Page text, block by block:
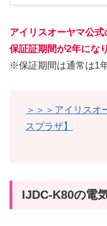
アイリスオーヤマ公式
保証証期間が2年にな
※保証期間は通常は1
＞＞＞アイリスオ
スプラザ】
IJDC-K80の電